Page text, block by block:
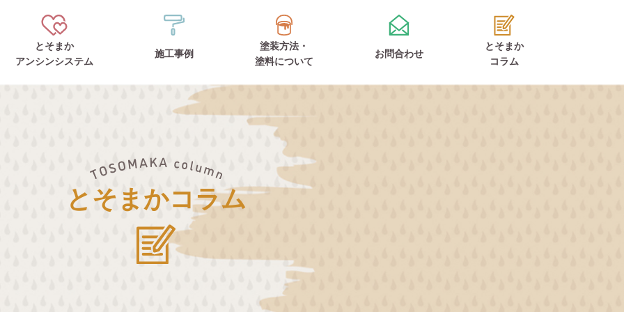
とそまか
アンシンシステム
施工事例
塗装方法・
塗料について
お問合わせ
とそまか
コラム
とそまかコラム